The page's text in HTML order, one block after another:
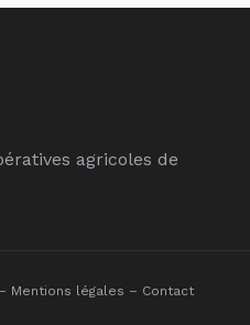
agricoles de
Mentions légales – Contact